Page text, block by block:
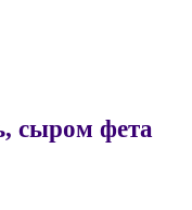
сыром фета